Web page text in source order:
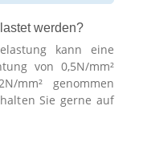
werden?
kann eine
von 0,5N/mm²
mm² genommen
Sie gerne auf